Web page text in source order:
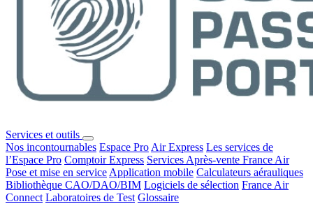
Services et outils
Nos incontournables Espace Pro Air Express Les services de
l’Espace Pro Comptoir Express Services Après-vente France Air
Pose et mise en service Application mobile Calculateurs aérauliques
Bibliothèque CAO/DAO/BIM Logiciels de sélection France Air
Connect Laboratoires de Test Glossaire